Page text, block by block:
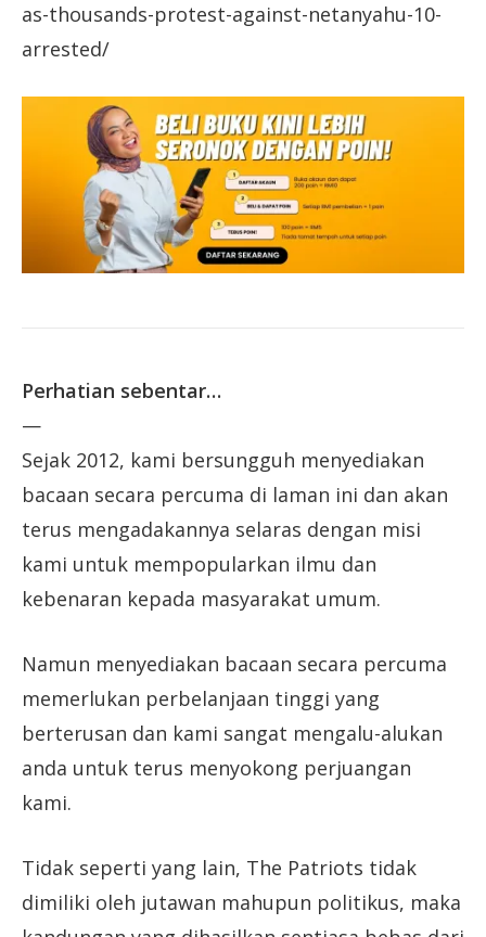
as-thousands-protest-against-netanyahu-10-
arrested/
Perhatian sebentar…
—
Sejak 2012, kami bersungguh menyediakan
bacaan secara percuma di laman ini dan akan
terus mengadakannya selaras dengan misi
kami untuk mempopularkan ilmu dan
kebenaran kepada masyarakat umum.
Namun menyediakan bacaan secara percuma
memerlukan perbelanjaan tinggi yang
berterusan dan kami sangat mengalu-alukan
anda untuk terus menyokong perjuangan
kami.
Tidak seperti yang lain, The Patriots tidak
dimiliki oleh jutawan mahupun politikus, maka